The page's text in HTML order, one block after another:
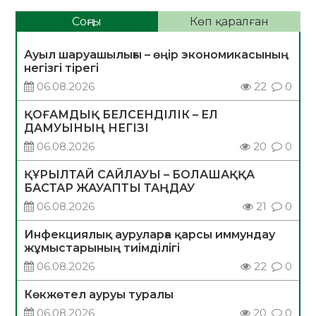
Соңғы Көп қаралған
Ауыл шаруашылығы – өңір экономикасының
негізгі тірегі
06.08.2026
22 0
ҚОҒАМДЫҚ БЕЛСЕНДІЛІК – ЕЛ
ДАМУЫНЫҢ НЕГІЗІ
06.08.2026
20 0
ҚҰРЫЛТАЙ САЙЛАУЫ – БОЛАШАҚҚА
БАСТАР ЖАУАПТЫ ТАҢДАУ
06.08.2026
21 0
Инфекциялық ауруларға қарсы иммундау
жұмыстарының тиімділігі
06.08.2026
22 0
Көкжөтел ауруы туралы
06.08.2026
20 0